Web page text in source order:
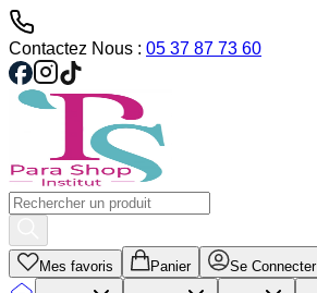
Contactez Nous : 05 37 87 73 60
Mes favoris Panier Se Connecter